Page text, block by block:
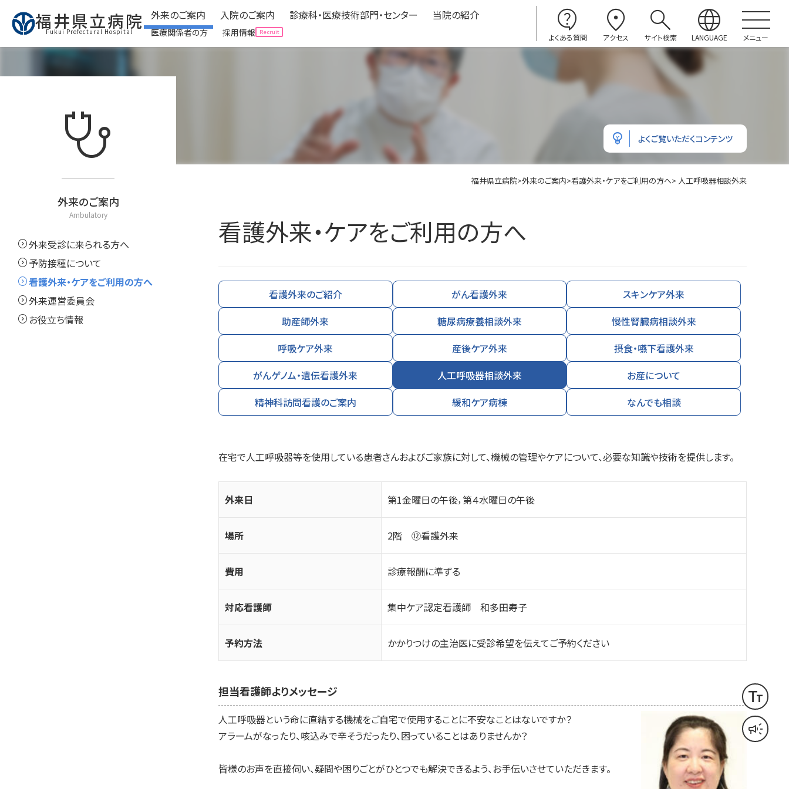
福井県立病院
Fukui Prefectural Hospital
外来のご案内
外来運営委員会
入院のご案内
expand_circle_rightクリニカルパス（標準診療計画）
診療科・医療技術部門・センター
診療科・医療技術部門・センター Department
診療科（中央医療センター）
expand_circle_right医療技術部門
各種センター
当院の紹介
当院の紹介
expand_circle_right認定・医療機関指定
みなさんの声
医療関係者の方 採用情報 contact_support
よくある質問
location_on
アクセス
search
サイト検索
language
LANGUAGE メニュー
福井県立病院>外来のご案内>看護外来・ケアをご利用の方へ> 人工呼吸器相談外来
看護外来・ケアをご利用の方へ
看護外来のご紹介 がん看護外来
スキンケア外来
助産師外来
糖尿病療養相談外来
慢性腎臓病相談外来
呼吸ケア外来
産後ケア外来
摂食・嚥下看護外来
がんゲノム・遺伝看護外来
人工呼吸器相談外来
お産について
精神科訪問看護のご案内
緩和ケア病棟 なんでも相談
在宅で人工呼吸器等を使用している患者さんおよびご家族に対して、機械の管理やケアについて、必要な知識や技術を提供します。
外来日 第1金曜日の午後，第４水曜日の午後
場所 2階 ⑫看護外来
費用 診療報酬に準ずる
対応看護師 集中ケア認定看護師 和多田寿子
予約方法 かかりつけの主治医に受診希望を伝えてご予約ください
担当看護師よりメッセージ
人工呼吸器という命に直結する機械をご自宅で使用することに不安なことはないですか？
アラームがなったり、咳込みで辛そうだったり、困っていることはありませんか？
皆様のお声を直接伺い、疑問や困りごとがひとつでも解決できるよう、お手伝いさせていただきます。
emoji_objects よくご覧いただくコンテンツ
stethoscope
外来のご案内
Ambulatory
expand_circle_right外来受診に来られる方へ
expand_circle_right予防接種について
expand_circle_right看護外来・ケアをご利用の方へ
expand_circle_right外来運営委員会
expand_circle_rightお役立ち情報
text_fields
文字サイズ変更
campaign
音声読み上げ